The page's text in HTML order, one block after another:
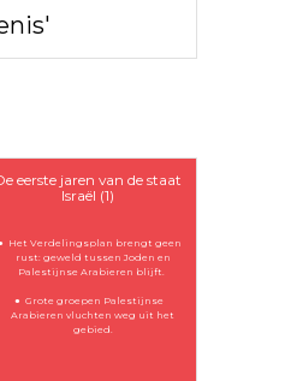
eerste jaren van de staat
Israël (1)
Het Verdelingsplan brengt geen
rust: geweld tussen Joden en
Palestijnse Arabieren blijft.
Grote groepen Palestijnse
Arabieren vluchten weg uit het
gebied.